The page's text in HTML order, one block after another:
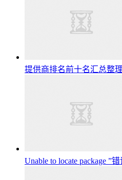
提供商排名前十名汇总整理
Unable to locate package ”